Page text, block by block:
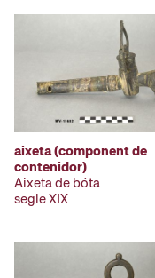
aixeta (component de
contenidor)
Aixeta de bóta
segle XIX